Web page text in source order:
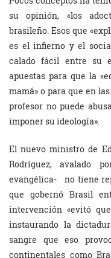
su opinión, «los
brasileño. Esos que
es el infierno y el
calado fácil entre su
apuestas para que la
mamá» o para que en
profesor no puede
imponer su ideología».
El nuevo ministro de
Rodríguez, avalado
evangélica- no tiene
que gobernó Brasil
intervención «evitó
instaurando la
sangre que eso
continentales como